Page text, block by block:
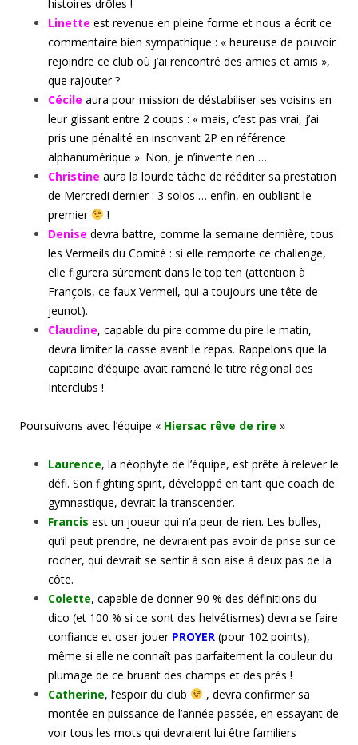
histoires drôles !
Linette est revenue en pleine forme et nous a écrit ce
commentaire bien sympathique : « heureuse de pouvoir
rejoindre ce club où j’ai rencontré des amies et amis »,
que rajouter ?
Cécile aura pour mission de déstabiliser ses voisins en
leur glissant entre 2 coups : « mais, c’est pas vrai, j’ai
pris une pénalité en inscrivant 2P en référence
alphanumérique ». Non, je n’invente rien …
Christine aura la lourde tâche de rééditer sa prestation
de Mercredi dernier: 3 solos … enfin, en oubliant le
premier
!
Denise devra battre, comme la semaine dernière, tous
les Vermeils du Comité : si elle remporte ce challenge,
elle figurera sûrement dans le top ten (attention à
François, ce faux Vermeil, qui a toujours une tête de
jeunot).
Claudine, capable du pire comme du pire le matin,
devra limiter la casse avant le repas. Rappelons que la
capitaine d’équipe avait ramené le titre régional des
Interclubs !
Poursuivons avec l’équipe « Hiersac rêve de rire »
Laurence, la néophyte de l’équipe, est prête à relever le
défi. Son fighting spirit, développé en tant que coach de
gymnastique, devrait la transcender.
Francis est un joueur qui n’a peur de rien. Les bulles,
qu’il peut prendre, ne devraient pas avoir de prise sur ce
rocher, qui devrait se sentir à son aise à deux pas de la
côte.
Colette, capable de donner 90 % des définitions du
dico (et 100 % si ce sont des helvétismes) devra se faire
confiance et oser jouer PROYER (pour 102 points),
même si elle ne connaît pas parfaitement la couleur du
plumage de ce bruant des champs et des prés !
Catherine, l’espoir du club
, devra confirmer sa
montée en puissance de l’année passée, en essayant de
voir tous les mots qui devraient lui être familiers